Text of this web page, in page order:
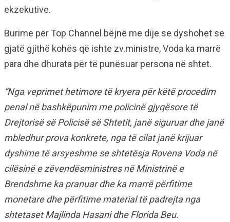
ekzekutive.
Burime për Top Channel bëjnë me dije se dyshohet se
gjatë gjithë kohës që ishte zv.ministre, Voda ka marrë
para dhe dhurata për të punësuar persona në shtet.
“Nga veprimet hetimore të kryera për këtë procedim
penal në bashkëpunim me policinë gjyqësore të
Drejtorisë së Policisë së Shtetit, janë siguruar dhe janë
mbledhur prova konkrete, nga të cilat janë krijuar
dyshime të arsyeshme se shtetësja Rovena Voda në
cilësinë e zëvendësministres në Ministrinë e
Brendshme ka pranuar dhe ka marrë përfitime
monetare dhe përfitime material të padrejta nga
shtetaset Majlinda Hasani dhe Florida Beu.